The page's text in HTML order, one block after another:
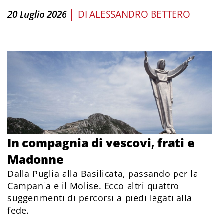
20 Luglio 2026 | DI ALESSANDRO BETTERO
In compagnia di vescovi, frati e
Madonne
Dalla Puglia alla Basilicata, passando per la
Campania e il Molise. Ecco altri quattro
suggerimenti di percorsi a piedi legati alla
fede.